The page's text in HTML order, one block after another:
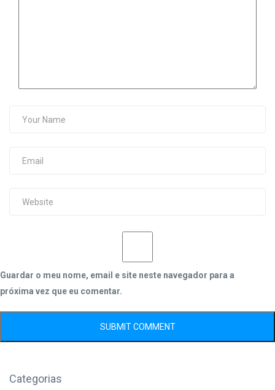
Guardar o meu nome, email e site neste navegador para a
próxima vez que eu comentar.
Categorias